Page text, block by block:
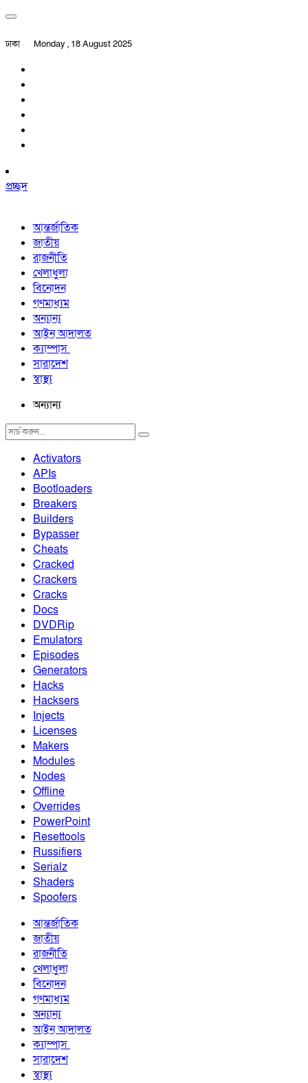
ঢাকা Monday , 18 August 2025
প্রচ্ছদ
আন্তর্জাতিক
জাতীয়
রাজনীতি
খেলাধুলা
বিনোদন
গণমাধ্যম
অন্যান্য
আইন আদালত
ক্যাম্পাস
সারাদেশ
স্বাস্থ্য
অন্যান্য
Activators
APIs
Bootloaders
Breakers
Builders
Bypasser
Cheats
Cracked
Crackers
Cracks
Docs
DVDRip
Emulators
Episodes
Generators
Hacks
Hacksers
Injects
Licenses
Makers
Modules
Nodes
Offline
Overrides
PowerPoint
Resettools
Russifiers
Serialz
Shaders
Spoofers
আন্তর্জাতিক
জাতীয়
রাজনীতি
খেলাধুলা
বিনোদন
গণমাধ্যম
অন্যান্য
আইন আদালত
ক্যাম্পাস
সারাদেশ
স্বাস্থ্য